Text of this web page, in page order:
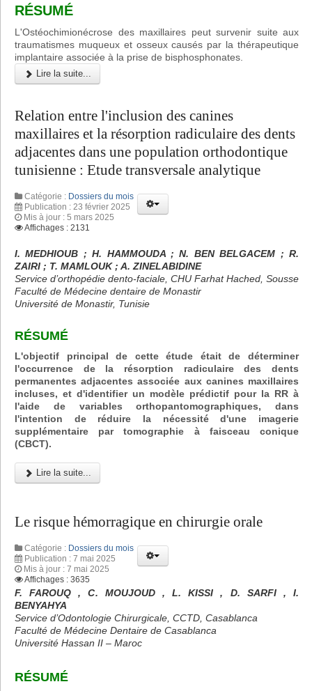
RÉSUMÉ
L'Ostéochimionécrose des maxillaires peut survenir suite aux
traumatismes muqueux et osseux causés par la thérapeutique
implantaire associée à la prise de bisphosphonates.
Lire la suite...
Relation entre l'inclusion des canines
maxillaires et la résorption radiculaire des dents
adjacentes dans une population orthodontique
tunisienne : Etude transversale analytique
Catégorie : Dossiers du mois
Publication : 23 février 2025
Mis à jour : 5 mars 2025
Affichages : 2131
I. MEDHIOUB ; H. HAMMOUDA ; N. BEN BELGACEM ; R.
ZAIRI ; T. MAMLOUK ; A. ZINELABIDINE
Service d’orthopédie dento-faciale, CHU Farhat Hached, Sousse
Faculté de Médecine dentaire de Monastir
Université de Monastir, Tunisie
RÉSUMÉ
L'objectif principal de cette étude était de déterminer
l'occurrence de la résorption radiculaire des dents
permanentes adjacentes associée aux canines maxillaires
incluses, et d'identifier un modèle prédictif pour la RR à
l'aide de variables orthopantomographiques, dans
l'intention de réduire la nécessité d'une imagerie
supplémentaire par tomographie à faisceau conique
(CBCT).
Lire la suite...
Le risque hémorragique en chirurgie orale
Catégorie : Dossiers du mois
Publication : 7 mai 2025
Mis à jour : 7 mai 2025
Affichages : 3635
F. FAROUQ , C. MOUJOUD , L. KISSI , D. SARFI , I.
BENYAHYA
Service d’Odontologie Chirurgicale, CCTD, Casablanca
Faculté de Médecine Dentaire de Casablanca
Université Hassan II – Maroc
RÉSUMÉ